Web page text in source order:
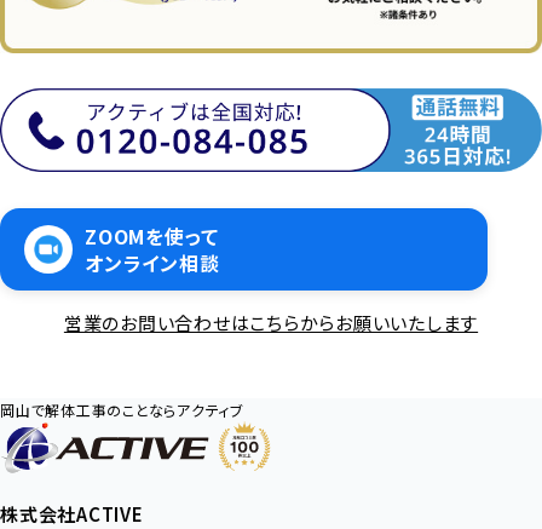
ZOOMを使って
オンライン相談
営業のお問い合わせはこちらからお願いいたします
岡山で解体工事のことならアクティブ
株式会社ACTIVE